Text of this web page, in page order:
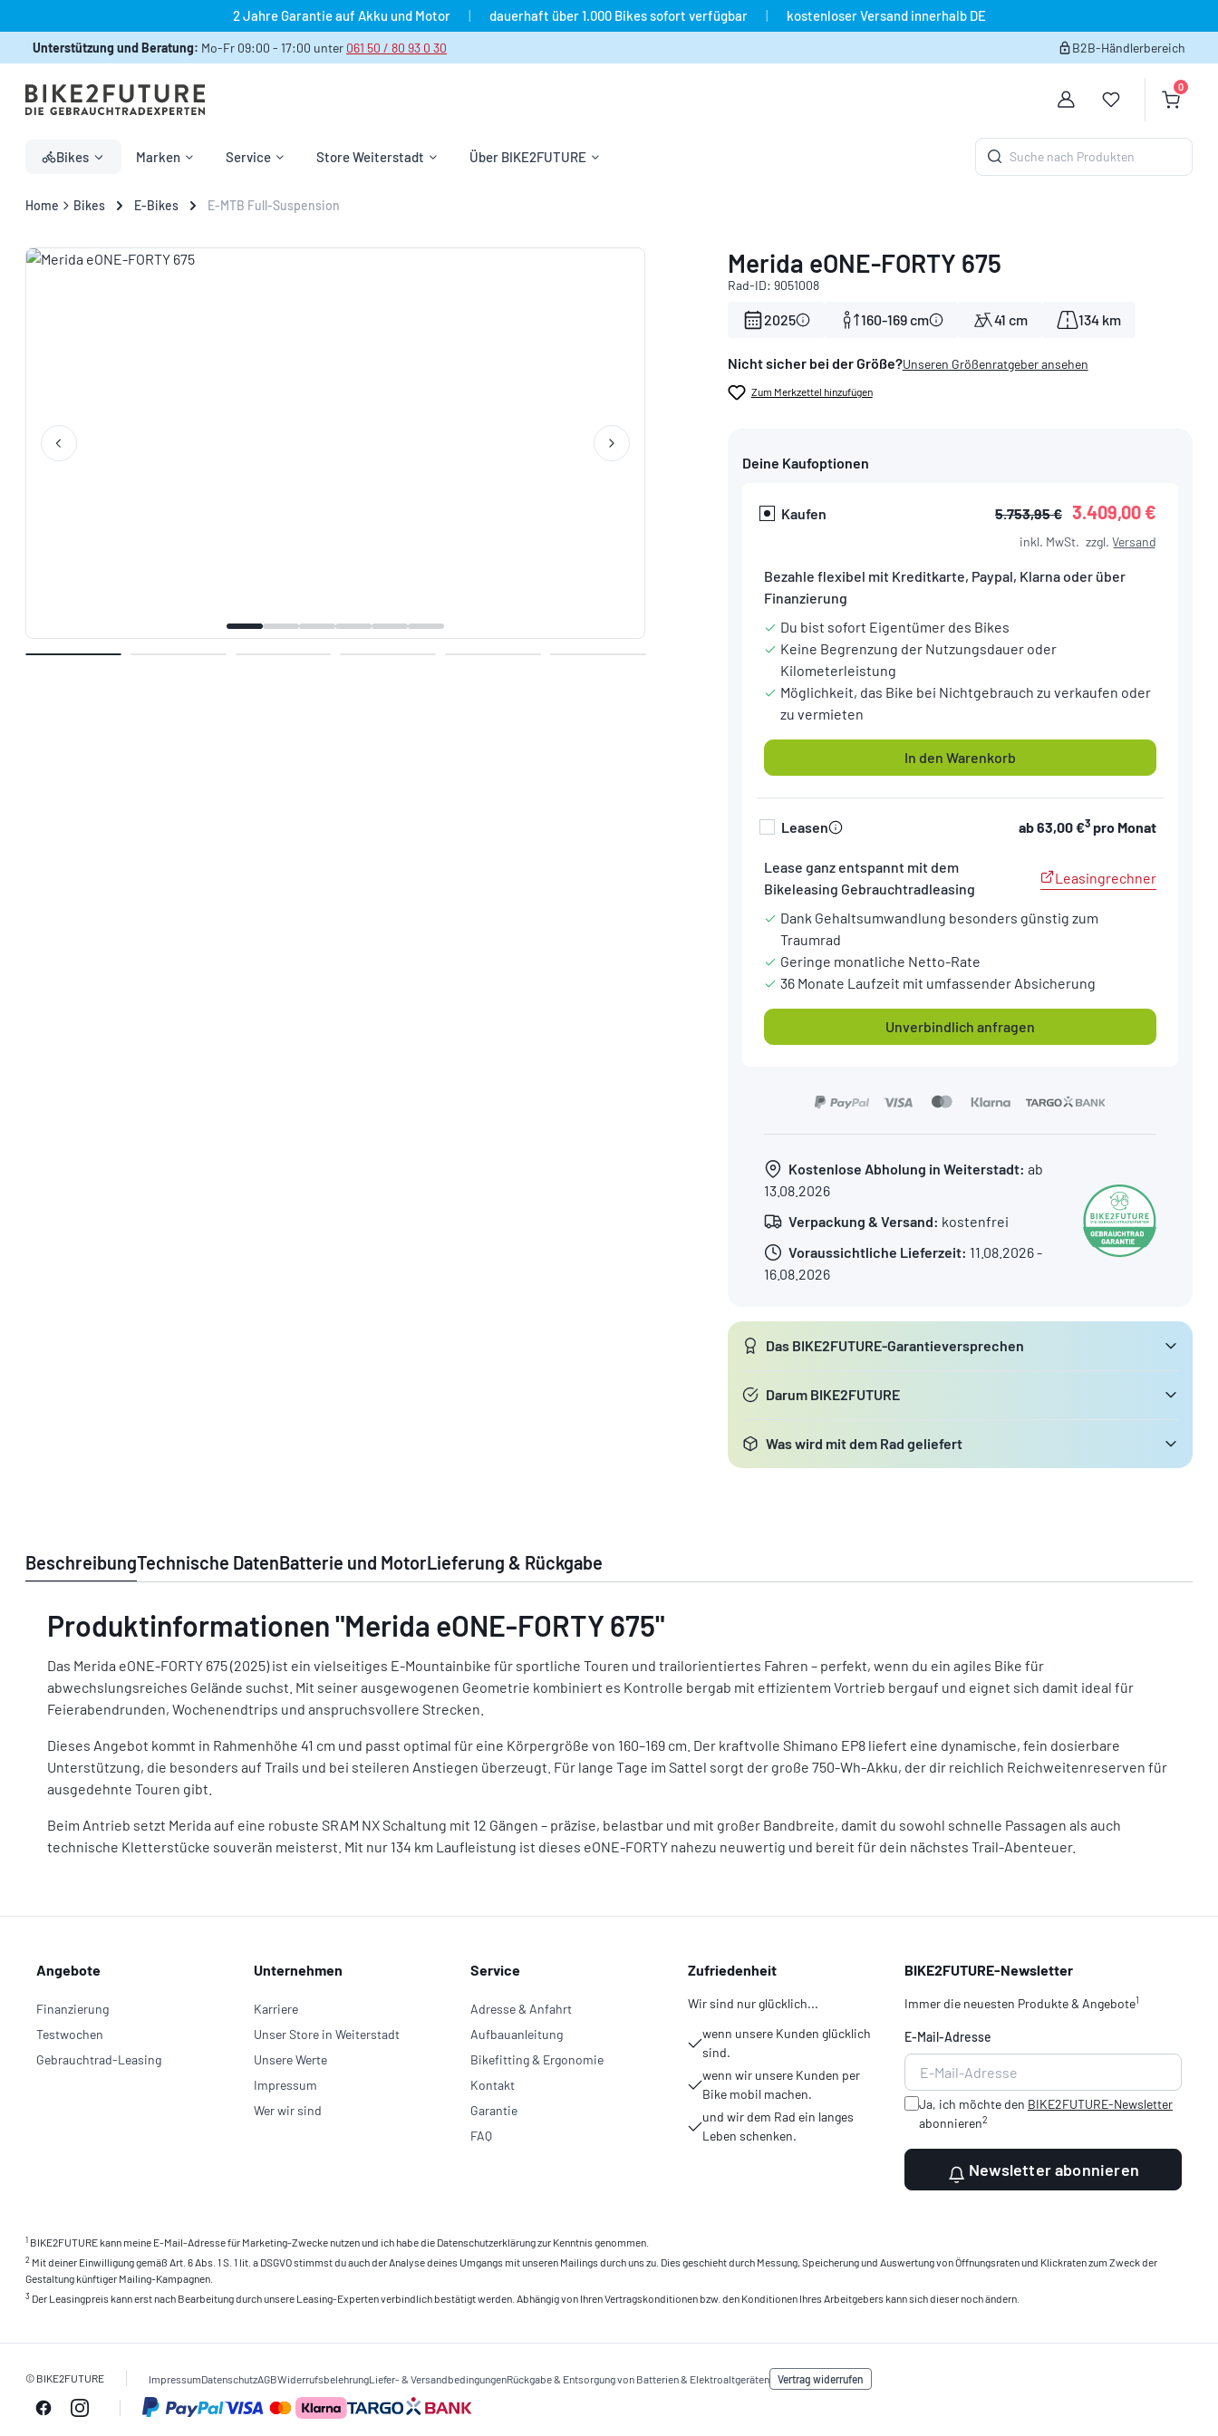
2 Jahre Garantie auf Akku und Motor | dauerhaft über 1.000 Bikes sofort verfügbar | kostenloser Versand innerhalb DE
Unterstützung und Beratung: Mo-Fr 09:00 - 17:00 unter 061 50 / 80 93 0 30 B2B-Händlerbereich
Du hast 0
0
Bikes Marken Service Store Weiterstadt Über BIKE2FUTURE
Suche nach Produkten
Home Bikes E-Bikes E-MTB Full-Suspension
Bildergalerie überspringen Merida eONE-FORTY 675
Rad-ID: 9051008
2025 160-169 cm 41 cm 134 km
Nicht sicher bei der Größe?Unseren Größenratgeber ansehen
Zum Merkzettel hinzufügen
Deine Kaufoptionen
Kaufen 5.753,95 € 3.409,00 €
inkl. MwSt. zzgl. Versand
Bezahle flexibel mit Kreditkarte, Paypal, Klarna oder über
Finanzierung
Du bist sofort Eigentümer des Bikes
Keine Begrenzung der Nutzungsdauer oder
Kilometerleistung
Möglichkeit, das Bike bei Nichtgebrauch zu verkaufen oder
zu vermieten
In den Warenkorb
Leasen ab63,00 €3pro Monat
Lease ganz entspannt mit dem
Bikeleasing Gebrauchtradleasing
Leasingrechner
Dank Gehaltsumwandlung besonders günstig zum
Traumrad
Geringe monatliche Netto-Rate
36 Monate Laufzeit mit umfassender Absicherung
Unverbindlich anfragen
Kostenlose Abholung in Weiterstadt: ab
13.08.2026
Verpackung & Versand: kostenfrei
Voraussichtliche Lieferzeit: 11.08.2026 -
16.08.2026
Das BIKE2FUTURE-Garantieversprechen
Darum BIKE2FUTURE
Was wird mit dem Rad geliefert
BeschreibungTechnische DatenBatterie und MotorLieferung & Rückgabe
Produktinformationen "Merida eONE-FORTY 675"
Das Merida eONE-FORTY 675 (2025) ist ein vielseitiges E-Mountainbike für sportliche Touren und trailorientiertes Fahren – perfekt, wenn du ein agiles Bike für
abwechslungsreiches Gelände suchst. Mit seiner ausgewogenen Geometrie kombiniert es Kontrolle bergab mit effizientem Vortrieb bergauf und eignet sich damit ideal für
Feierabendrunden, Wochenendtrips und anspruchsvollere Strecken.
Dieses Angebot kommt in Rahmenhöhe 41 cm und passt optimal für eine Körpergröße von 160–169 cm. Der kraftvolle Shimano EP8 liefert eine dynamische, fein dosierbare
Unterstützung, die besonders auf Trails und bei steileren Anstiegen überzeugt. Für lange Tage im Sattel sorgt der große 750-Wh-Akku, der dir reichlich Reichweitenreserven für
ausgedehnte Touren gibt.
Beim Antrieb setzt Merida auf eine robuste SRAM NX Schaltung mit 12 Gängen – präzise, belastbar und mit großer Bandbreite, damit du sowohl schnelle Passagen als auch
technische Kletterstücke souverän meisterst. Mit nur 134 km Laufleistung ist dieses eONE-FORTY nahezu neuwertig und bereit für dein nächstes Trail-Abenteuer.
Angebote
Finanzierung
Testwochen
Gebrauchtrad-Leasing
Unternehmen
Karriere
Unser Store in Weiterstadt
Unsere Werte
Impressum
Wer wir sind
Service
Adresse & Anfahrt
Aufbauanleitung
Bikefitting & Ergonomie
Kontakt
Garantie
FAQ
Zufriedenheit
Wir sind nur glücklich...
wenn unsere Kunden glücklich
sind.
wenn wir unsere Kunden per
Bike mobil machen.
und wir dem Rad ein langes
Leben schenken.
BIKE2FUTURE-Newsletter
Immer die neuesten Produkte & Angebote1
E-Mail-Adresse
Ja, ich möchte den BIKE2FUTURE-Newsletter
abonnieren2
Newsletter abonnieren
1 BIKE2FUTURE kann meine E-Mail-Adresse für Marketing-Zwecke nutzen und ich habe die Datenschutzerklärung zur Kenntnis genommen.
2 Mit deiner Einwilligung gemäß Art. 6 Abs. 1 S. 1 lit. a DSGVO stimmst du auch der Analyse deines Umgangs mit unseren Mailings durch uns zu. Dies geschieht durch Messung, Speicherung und Auswertung von Öffnungsraten und Klickraten zum Zweck der
Gestaltung künftiger Mailing-Kampagnen.
3 Der Leasingpreis kann erst nach Bearbeitung durch unsere Leasing-Experten verbindlich bestätigt werden. Abhängig von Ihren Vertragskonditionen bzw. den Konditionen Ihres Arbeitgebers kann sich dieser noch ändern.
© BIKE2FUTURE ImpressumDatenschutzAGBWiderrufsbelehrungLiefer- & VersandbedingungenRückgabe & Entsorgung von Batterien & Elektroaltgeräten Vertrag widerrufen